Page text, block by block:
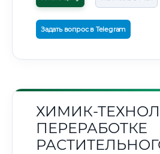
Задать вопрос в Telegram
ХИМИК-
ПЕРЕРАБОТКЕ